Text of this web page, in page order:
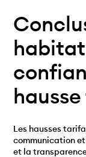
Les hausses
communication
et la